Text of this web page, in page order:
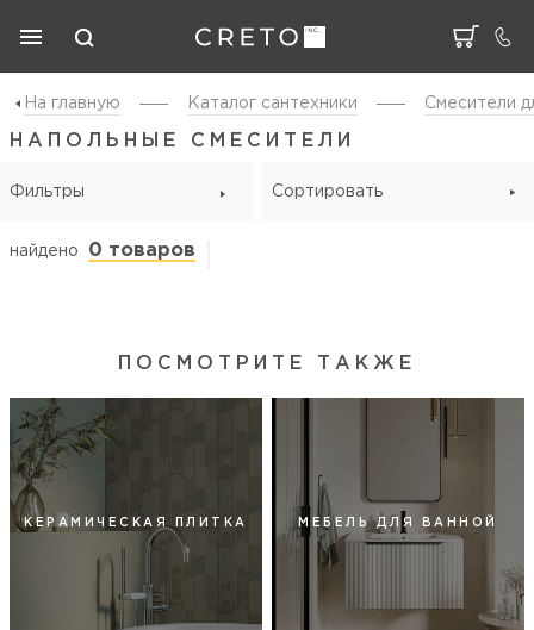
На главную Каталог cантехники Смесители
НАПОЛЬНЫЕ СМЕСИТЕЛИ
Фильтры
найдено 0 товаров
Сортировать
ПОСМОТРИТЕ ТАКЖЕ
КЕРАМИЧЕСКАЯ ПЛИТКА МЕБЕЛЬ ДЛЯ ВАННОЙ